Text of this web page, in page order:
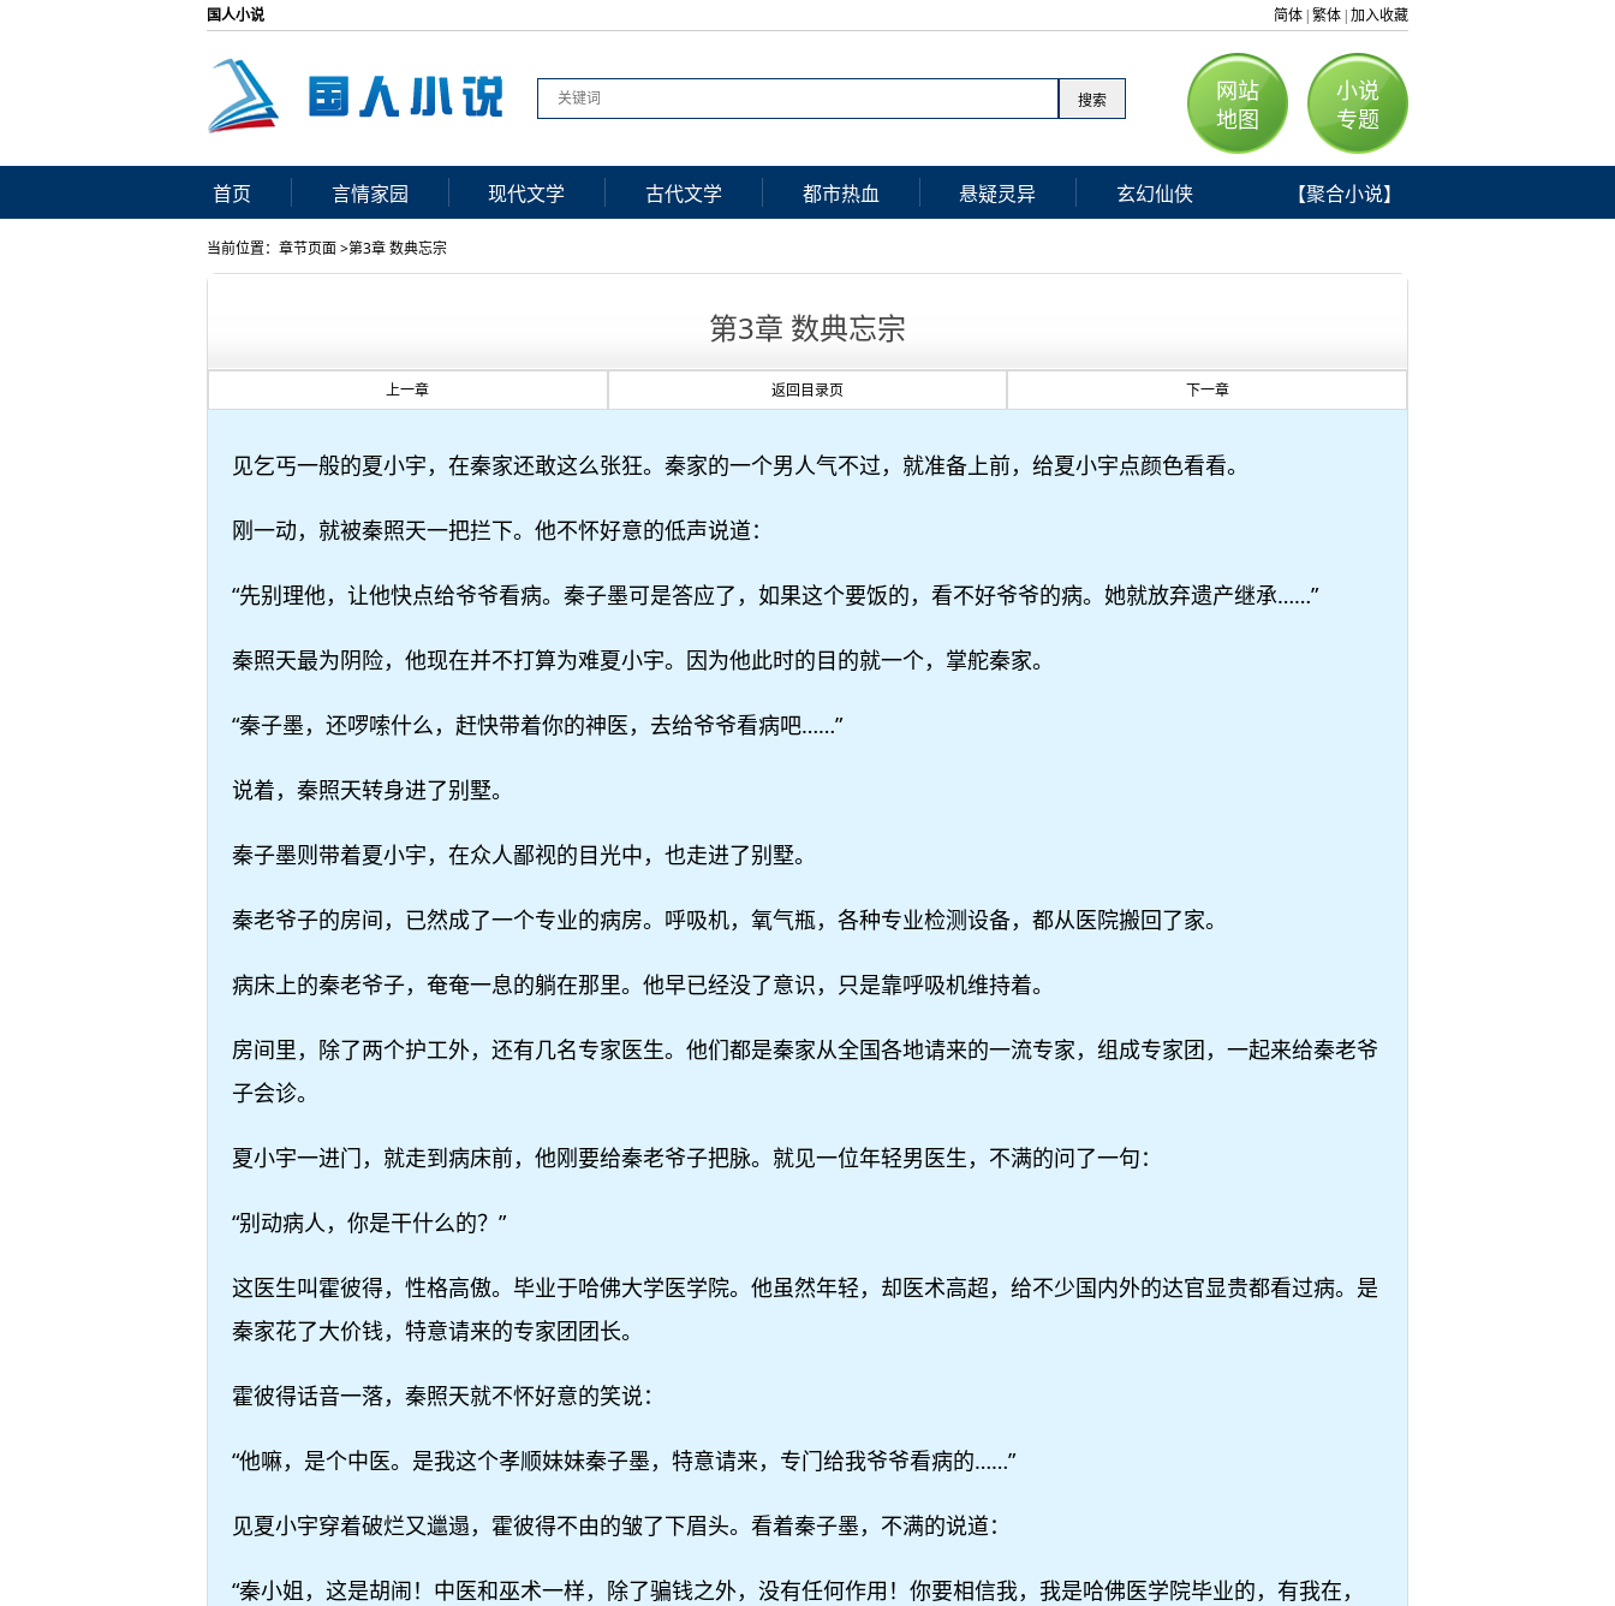
国人小说 简体 繁体 加入收藏
网站
地图
小说
专题
首页 言情家园 现代文学 古代文学 都市热血 悬疑灵异 玄幻仙侠 【聚合小说】
当前位置：章节页面 >第3章 数典忘宗
第3章 数典忘宗
上一章 返回目录页 下一章
见乞丐一般的夏小宇，在秦家还敢这么张狂。秦家的一个男人气不过，就准备上前，给夏小宇点颜色看看。
刚一动，就被秦照天一把拦下。他不怀好意的低声说道：
“先别理他，让他快点给爷爷看病。秦子墨可是答应了，如果这个要饭的，看不好爷爷的病。她就放弃遗产继承……”
秦照天最为阴险，他现在并不打算为难夏小宇。因为他此时的目的就一个，掌舵秦家。
“秦子墨，还啰嗦什么，赶快带着你的神医，去给爷爷看病吧……”
说着，秦照天转身进了别墅。
秦子墨则带着夏小宇，在众人鄙视的目光中，也走进了别墅。
秦老爷子的房间，已然成了一个专业的病房。呼吸机，氧气瓶，各种专业检测设备，都从医院搬回了家。
病床上的秦老爷子，奄奄一息的躺在那里。他早已经没了意识，只是靠呼吸机维持着。
房间里，除了两个护工外，还有几名专家医生。他们都是秦家从全国各地请来的一流专家，组成专家团，一起来给秦老爷
子会诊。
夏小宇一进门，就走到病床前，他刚要给秦老爷子把脉。就见一位年轻男医生，不满的问了一句：
“别动病人，你是干什么的？”
这医生叫霍彼得，性格高傲。毕业于哈佛大学医学院。他虽然年轻，却医术高超，给不少国内外的达官显贵都看过病。是
秦家花了大价钱，特意请来的专家团团长。
霍彼得话音一落，秦照天就不怀好意的笑说：
“他嘛，是个中医。是我这个孝顺妹妹秦子墨，特意请来，专门给我爷爷看病的……”
见夏小宇穿着破烂又邋遢，霍彼得不由的皱了下眉头。看着秦子墨，不满的说道：
“秦小姐，这是胡闹！中医和巫术一样，除了骗钱之外，没有任何作用！你要相信我，我是哈佛医学院毕业的，有我在，